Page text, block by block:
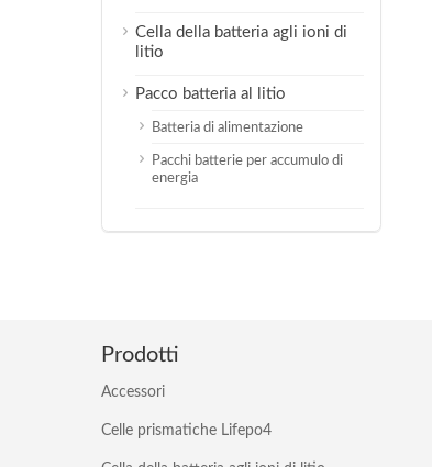
Cella della batteria agli ioni di
litio
Pacco batteria al litio
Batteria di alimentazione
Pacchi batterie per accumulo di
energia
Prodotti
Accessori
Celle prismatiche Lifepo4